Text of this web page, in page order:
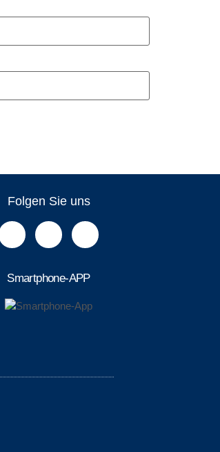
Folgen Sie uns
Smartphone-APP